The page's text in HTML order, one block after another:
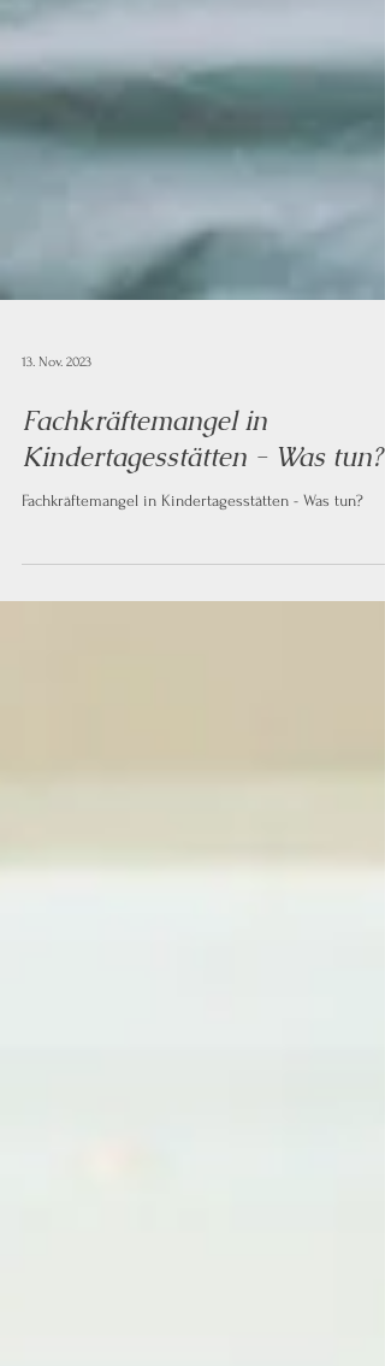
13. Nov. 2023
Fachkräftemangel in
Fachkräftemangel in Kindertagesstätten - Was tun?